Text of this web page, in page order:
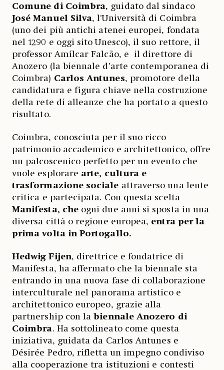
Comune di Coimbra, guidato dal sindaco
José Manuel Silva, l'Università di Coimbra
(uno dei più antichi atenei europei, fondata
nel 1290 e oggi sito Unesco), il suo rettore, il
professor Amílcar Falcão, e il direttore di
Anozero (la biennale d’arte contemporanea di
Coimbra) Carlos Antunes, promotore della
candidatura e figura chiave nella costruzione
della rete di alleanze che ha portato a questo
risultato.
Coimbra, conosciuta per il suo ricco
patrimonio accademico e architettonico, offre
un palcoscenico perfetto per un evento che
vuole esplorare arte, cultura e
trasformazione sociale attraverso una lente
critica e partecipata. Con questa scelta
Manifesta, che ogni due anni si sposta in una
diversa città o regione europea, entra per la
prima volta in Portogallo.
Hedwig Fijen, direttrice e fondatrice di
Manifesta, ha affermato che la biennale sta
entrando in una nuova fase di collaborazione
interculturale nel panorama artistico e
architettonico europeo, grazie alla
partnership con labiennale Anozero di
Coimbra. Ha sottolineato come questa
iniziativa, guidata da Carlos Antunes e
Désirée Pedro, rifletta un impegno condiviso
alla cooperazione tra istituzioni e contesti